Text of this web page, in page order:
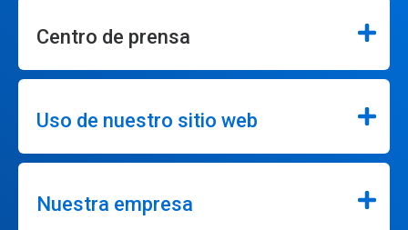
Centro de prensa
Uso de nuestro sitio web
Nuestra empresa